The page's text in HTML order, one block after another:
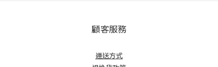
顧客服務
運送方式